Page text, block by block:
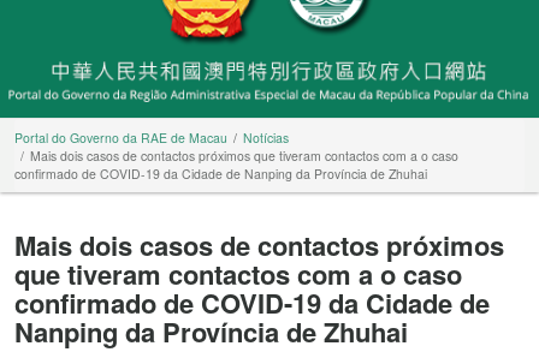
Portal do Governo da RAE de Macau
Notícias
Mais dois casos de contactos próximos que tiveram contactos com a o caso
confirmado de COVID-19 da Cidade de Nanping da Província de Zhuhai
Mais dois casos de contactos próximos
que tiveram contactos com a o caso
confirmado de COVID-19 da Cidade de
Nanping da Província de Zhuhai